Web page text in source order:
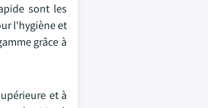
sont les
l'hygiène et
grâce à
et à